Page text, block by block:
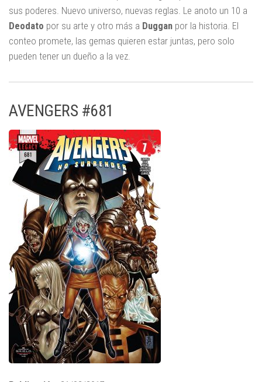
sus poderes. Nuevo universo, nuevas reglas. Le anoto un 10 a
Deodato por su arte y otro más a Duggan por la historia. El
conteo promete, las gemas quieren estar juntas, pero solo
pueden tener un dueño a la vez.
AVENGERS #681